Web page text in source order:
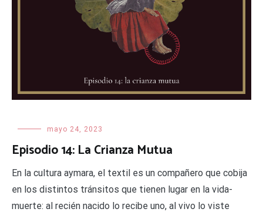
mayo 24, 2023
Episodio 14: La Crianza Mutua
En la cultura aymara, el textil es un compañero que cobija
en los distintos tránsitos que tienen lugar en la vida-
muerte: al recién nacido lo recibe uno, al vivo lo viste